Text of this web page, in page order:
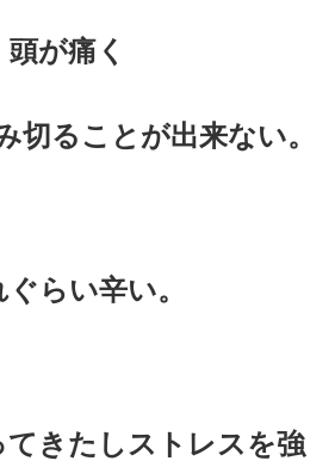
頭が痛く
切ることが出来ない。
らい辛い。
てきたしストレスを強